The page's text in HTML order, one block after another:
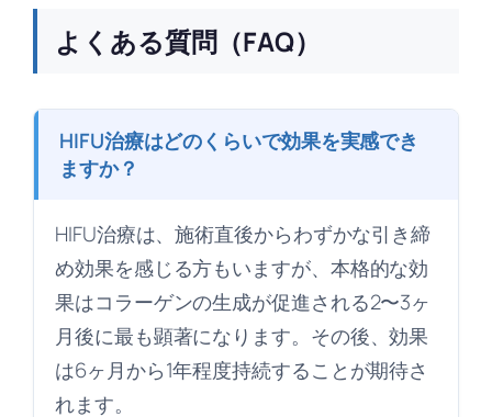
よくある質問（FAQ）
HIFU治療はどのくらいで効果を実感でき
ますか？
HIFU治療は、施術直後からわずかな引き締
め効果を感じる方もいますが、本格的な効
果はコラーゲンの生成が促進される2〜3ヶ
月後に最も顕著になります。その後、効果
は6ヶ月から1年程度持続することが期待さ
れます。